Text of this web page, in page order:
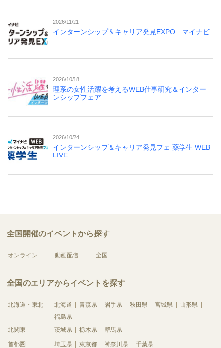
2026/11/21
インターンシップ＆キャリア発見EXPO マイナビ
2026/10/18
理系の女性活躍を考えるWEB仕事研究＆インター
ンシップフェア
2026/10/24
インターンシップ＆キャリア発見フェ 薬学生 WEB
LIVE
全国開催のイベントから探す
オンライン 動画配信 全国
全国のエリアからイベントを探す
北海道・東北 北海道 青森県 岩手県 秋田県 宮城県
山形県
福島県
北関東
茨城県 栃木県 群馬県
首都圏 埼玉県 東京都 神奈川県 千葉県